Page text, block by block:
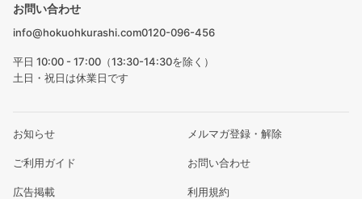
お問い合わせ
info@hokuohkurashi.com0120-096-456
平日 10:00 - 17:00（13:30-14:30を除く）
土日・祝日は休業日です
お知らせ メルマガ登録・解除
ご利用ガイド お問い合わせ
広告掲載 利用規約